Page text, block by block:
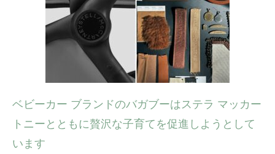
ベビーカー ブランドのバガブーはステラ マッカー
トニーとともに贅沢な子育てを促進しようとして
います